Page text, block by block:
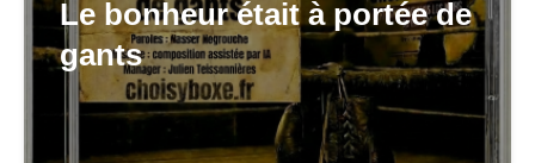
Le bonheur était à portée de
gants